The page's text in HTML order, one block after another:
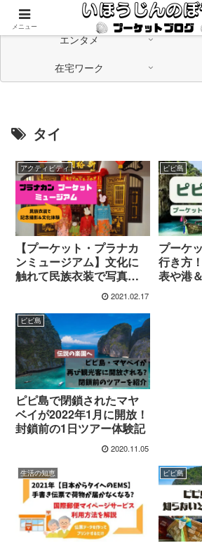
海外在住の日本人が「つながる」
エンタメ
在宅ワーク
タイ
アクティビティ
【プーケット・プラナカ
ンミュージアム】文化に
触れて民族衣装で写真撮
2021.02.17
ピピ島
プーケ
行き方
表や港
ピピ島
ピピ島で閉鎖されたマヤ
ベイが2022年1月に開放！
封鎖前の1日ツアー体験記
2020.11.05
生活の知恵 ピピ島
メニュー